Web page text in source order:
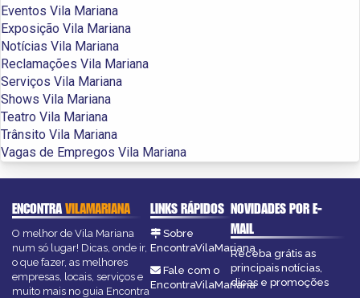
Eventos Vila Mariana
Exposição Vila Mariana
Notícias Vila Mariana
Reclamações Vila Mariana
Serviços Vila Mariana
Shows Vila Mariana
Teatro Vila Mariana
Trânsito Vila Mariana
Vagas de Empregos Vila Mariana
ENCONTRAVILAMARIANA
O melhor de Vila Mariana
num só lugar! Dicas, onde ir,
o que fazer, as melhores
empresas, locais, serviços e
muito mais no guia Encontra
LINKS RÁPIDOS
Sobre
EncontraVilaMariana
Fale com o
EncontraVilaMariana
NOVIDADES POR E-
MAIL
Receba grátis as
principais notícias,
dicas e promoções